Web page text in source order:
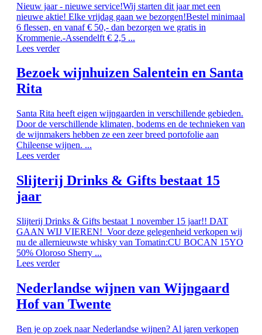
Nieuw jaar - nieuwe service!Wij starten dit jaar met een
nieuwe aktie! Elke vrijdag gaan we bezorgen!Bestel minimaal
6 flessen, en vanaf € 50,- dan bezorgen we gratis in
Krommenie.-Assendelft € 2,5 ...
Lees verder
Bezoek wijnhuizen Salentein en Santa
Rita
Santa Rita heeft eigen wijngaarden in verschillende gebieden.
Door de verschillende klimaten, bodems en de technieken van
de wijnmakers hebben ze een zeer breed portofolie aan
Chileense wijnen. ...
Lees verder
Slijterij Drinks & Gifts bestaat 15
jaar
Slijterij Drinks & Gifts bestaat 1 november 15 jaar!! DAT
GAAN WIJ VIEREN! Voor deze gelegenheid verkopen wij
nu de allernieuwste whisky van Tomatin:CU BOCAN 15YO
50% Oloroso Sherry ...
Lees verder
Nederlandse wijnen van Wijngaard
Hof van Twente
Ben je op zoek naar Nederlandse wijnen? Al jaren verkopen